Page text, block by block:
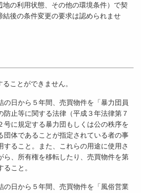
の利用状態、その他の環境条件）で契
後の条件変更の要求は認められませ
ことができません。
の日から５年間、売買物件を「暴力団員
防止等に関する法律（平成３年法律第７
号に規定する暴力団もしくは公の秩序を
団体であることが指定されている者の事
すること。また、これらの用途に使用さ
ら、所有権を移転したり、売買物件を第
こと。
の日から５年間、売買物件を「風俗営業